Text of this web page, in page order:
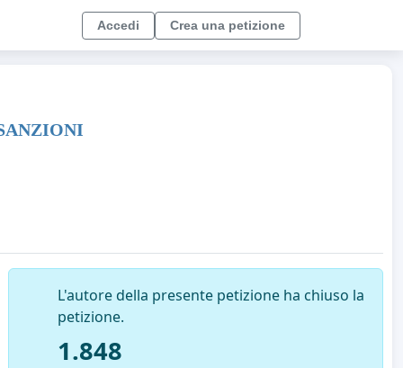
Accedi Crea una petizione
L'autore della presente petizione ha chiuso la
petizione.
1.848